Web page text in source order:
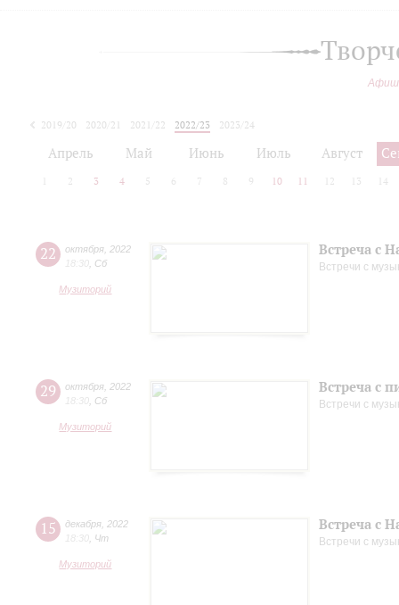
2019/20 2020/21 2021/22 2022/23
2023/24
Апрель Май Июнь Июль Август
2 3 4 5 6 7 8 9 10 11 12 13 14
22 октября 2022
18:30 Сб
Музиторий
Встреча с
Встречи с
29 октября 2022
18:30 Сб
Музиторий
Встреча с
Встречи с
15 декабря 2022
18:30 Чт
Музиторий
Встреча с
Встречи с